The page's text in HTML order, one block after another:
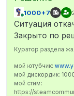
В сети
1000+7
Ситуация
Закрыто по
Куратор раздела
мой ютубчик:
мой дискордик:
мой стим:
https://